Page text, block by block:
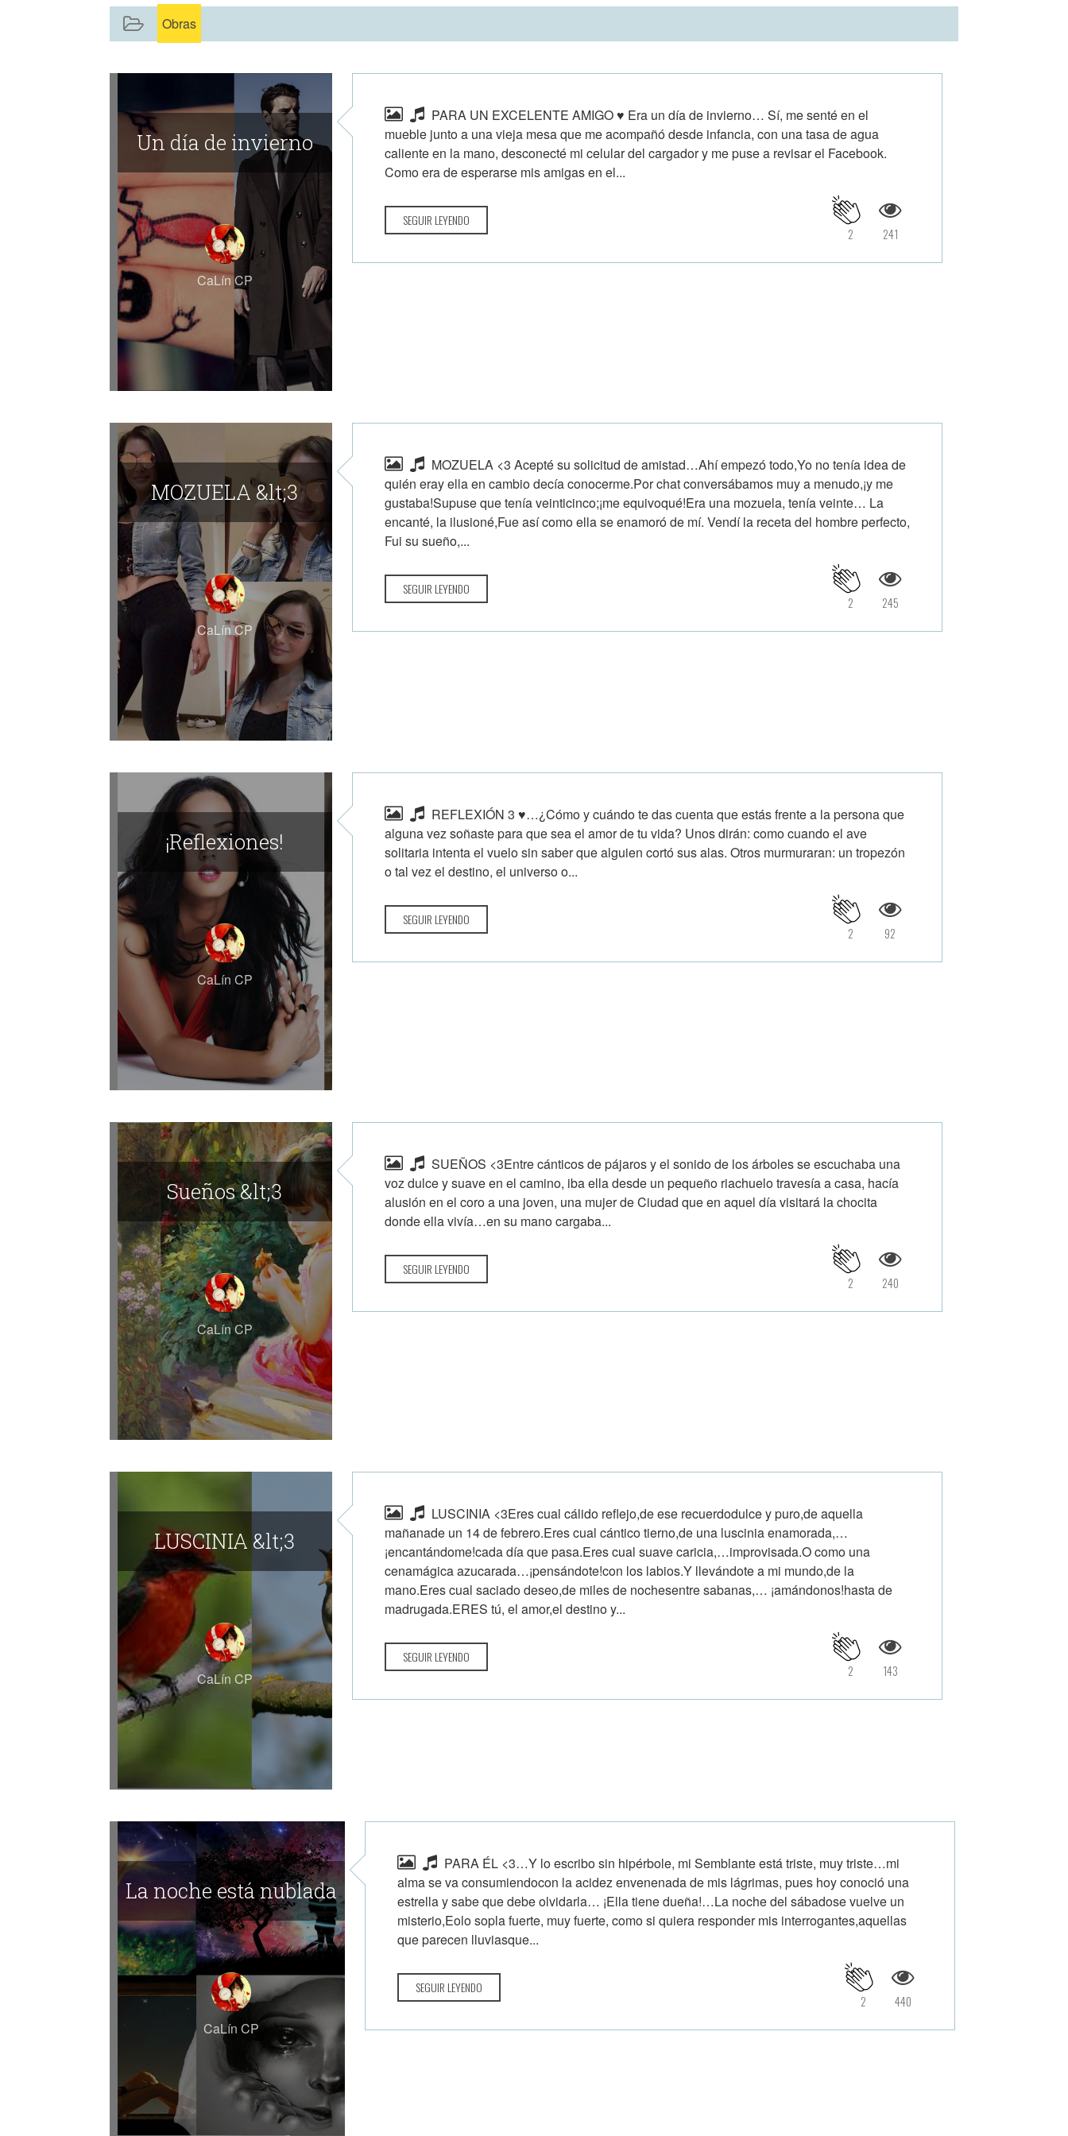
Obras
Un día de invierno
CaLín CP
PARA UN EXCELENTE AMIGO ♥ Era un día de invierno… Sí, me senté en el
mueble junto a una vieja mesa que me acompañó desde infancia, con una tasa de agua
caliente en la mano, desconecté mi celular del cargador y me puse a revisar el Facebook.
Como era de esperarse mis amigas en el...
SEGUIR LEYENDO
241
2
​MOZUELA &lt;3
CaLín CP
MOZUELA <3 Acepté su solicitud de amistad…Ahí empezó todo,Yo no tenía idea de
quién eray ella en cambio decía conocerme.Por chat conversábamos muy a menudo,¡y me
gustaba!Supuse que tenía veinticinco;¡me equivoqué!Era una mozuela, tenía veinte… La
encanté, la ilusioné,Fue así como ella se enamoró de mí. Vendí la receta del hombre perfecto,
Fui su sueño,...
SEGUIR LEYENDO
245
2
¡Reflexiones!
CaLín CP
REFLEXIÓN 3 ♥…¿Cómo y cuándo te das cuenta que estás frente a la persona que
alguna vez soñaste para que sea el amor de tu vida? Unos dirán: como cuando el ave
solitaria intenta el vuelo sin saber que alguien cortó sus alas. Otros murmuraran: un tropezón
o tal vez el destino, el universo o...
SEGUIR LEYENDO
92
2
Sueños &lt;3
CaLín CP
SUEÑOS <3Entre cánticos de pájaros y el sonido de los árboles se escuchaba una
voz dulce y suave en el camino, iba ella desde un pequeño riachuelo travesía a casa, hacía
alusión en el coro a una joven, una mujer de Ciudad que en aquel día visitará la chocita
donde ella vivía…en su mano cargaba...
SEGUIR LEYENDO
240
2
​LUSCINIA &lt;3
CaLín CP
LUSCINIA <3Eres cual cálido reflejo,de ese recuerdodulce y puro,de aquella
mañanade un 14 de febrero.Eres cual cántico tierno,de una luscinia enamorada,…
¡encantándome!cada día que pasa.Eres cual suave caricia,…improvisada.O como una
cenamágica azucarada…¡pensándote!con los labios.Y llevándote a mi mundo,de la
mano.Eres cual saciado deseo,de miles de nochesentre sabanas,… ¡amándonos!hasta de
madrugada.ERES tú, el amor,el destino y...
SEGUIR LEYENDO
143
2
La noche está nublada
CaLín CP
PARA ÉL <3…Y lo escribo sin hipérbole, mi Semblante está triste, muy triste…mi
alma se va consumiendocon la acidez envenenada de mis lágrimas, pues hoy conoció una
estrella y sabe que debe olvidarla… ¡Ella tiene dueña!…La noche del sábadose vuelve un
misterio,Eolo sopla fuerte, muy fuerte, como si quiera responder mis interrogantes,aquellas
que parecen lluviasque...
SEGUIR LEYENDO
440
2